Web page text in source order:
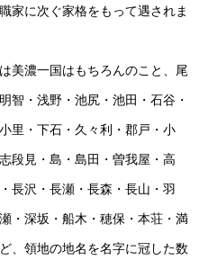
家に次ぐ家格をもって遇されま
美濃一国はもちろんのこと、尾
智・浅野・池尻・池田・石谷・
里・下石・久々利・郡戸・小
段見・島・島田・曽我屋・高
長沢・長瀬・長森・長山・羽
・深坂・船木・穂保・本荘・満
、領地の地名を名字に冠した数